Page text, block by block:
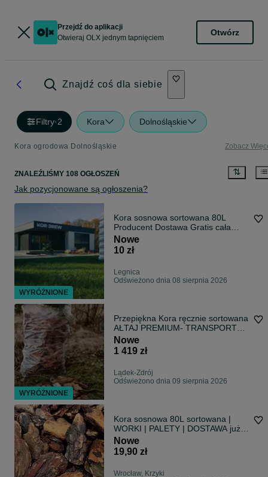
Przejdź do aplikacji
Otwieraj OLX jednym tapnięciem
Otwórz
Znajdź coś dla siebie
Filtry·2 Kora Dolnośląskie
Kora ogrodowa Dolnośląskie Zobacz
ZNALEŹLIŚMY 108 OGŁOSZEŃ
Jak pozycjonowane są ogłoszenia?
Kora sosnowa sortowana 80L
Producent Dostawa Gratis cała
Polska
Nowe
10 zł
Legnica
Odświeżono dnia 08 sierpnia 2026
Przepiękna Kora ręcznie sortowana
AŁTAJ PREMIUM- TRANSPORT
GRATIS
Nowe
1 419 zł
Lądek-Zdrój
Odświeżono dnia 09 sierpnia 2026
Kora sosnowa 80L sortowana |
WORKI | PALETY | DOSTAWA już
od 19,99zł
Nowe
19,90 zł
Wrocław, Krzyki
WYRÓŻNIONE
WYRÓŻNIONE